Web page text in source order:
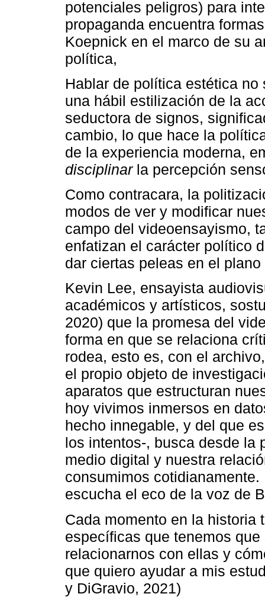
potenciales peligros) para
propaganda encuentra
Koepnick en el marco de su
política,
Hablar de política estética
una hábil estilización de la
seductora de signos,
cambio, lo que hace la
de la experiencia moderna,
disciplinarla percepción
Como contracara, la
modos de ver y modificar
campo del videoensayismo,
enfatizan el carácter político
dar ciertas peleas en el
Kevin Lee, ensayista
académicos y artísticos,
2020) que la promesa del
forma en que se relaciona
rodea, esto es, con el
el propio objeto de
aparatos que estructuran
hoy vivimos inmersos en
hecho innegable, y del que
los intentos-, busca desde la
medio digital y nuestra
consumimos
escucha el eco de la voz de
Cada momento en la historia
específicas que tenemos
relacionarnos con ellas y
que quiero ayudar a mis
y DiGravio, 2021)